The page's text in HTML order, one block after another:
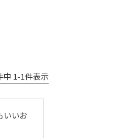
中 1-1件表示
いいお